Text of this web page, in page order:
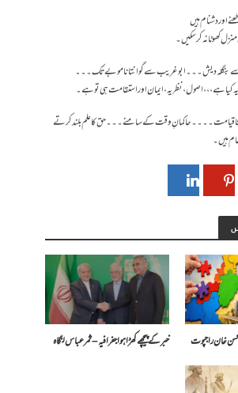
اور دشنام ہیں
کھوٹا نہ کر سکیں ۔
بنگلہ دیش ۔۔۔ ابو غریب سے گوانتا نامو بے تک ۔۔۔
کیا ہے ،،، اصول ،نظریہ ،ایمان اور استقامت ہی تو ہے۔
۔۔۔۔ حاکمانِ وقت کے سامنے ۔۔۔ حق کا علم بلند کرتے
ہیں ۔
خان راجپوت خبر کے پیچھے کھڑا ہوا جغرافیہ – ثمر عباس لنگاہ